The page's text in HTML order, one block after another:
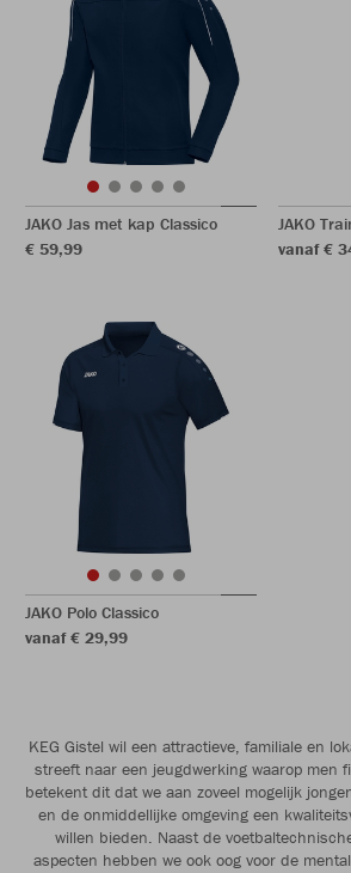
JAKO Jas met kap Classico
€ 59,99
JAKO
vanaf €
JAKO Polo Classico
vanaf € 29,99
KEG Gistel wil een attractieve, familiale en
streeft naar een jeugdwerking waarop men
betekent dit dat we aan zoveel mogelijk
en de onmiddellijke omgeving een
willen bieden. Naast de
aspecten hebben we ook oog voor de